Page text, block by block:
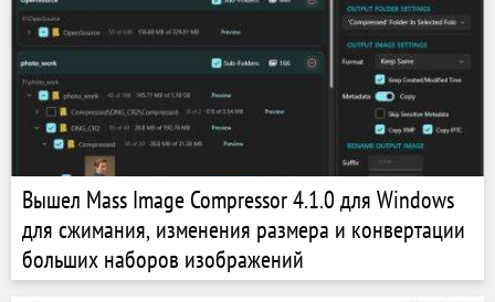
Вышел Mass Image Compressor 4.1.0 для Windows
для сжимания, изменения размера и конвертации
больших наборов изображений